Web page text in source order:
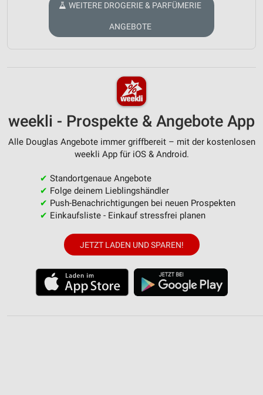
WEITERE DROGERIE & PARFÜMERIE
ANGEBOTE
weekli - Prospekte & Angebote App
Alle Douglas Angebote immer griffbereit – mit der kostenlosen
weekli App für iOS & Android.
✔ Standortgenaue Angebote
✔ Folge deinem Lieblingshändler
✔ Push-Benachrichtigungen bei neuen Prospekten
✔ Einkaufsliste - Einkauf stressfrei planen
JETZT LADEN UND SPAREN!